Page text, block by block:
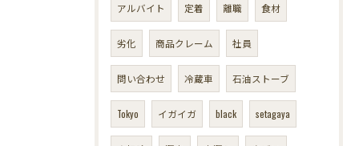
アルバイト 定着 離職 食材
劣化 商品クレーム 社員
問い合わせ 冷蔵車 石油ストーブ
Tokyo イガイガ black setagaya